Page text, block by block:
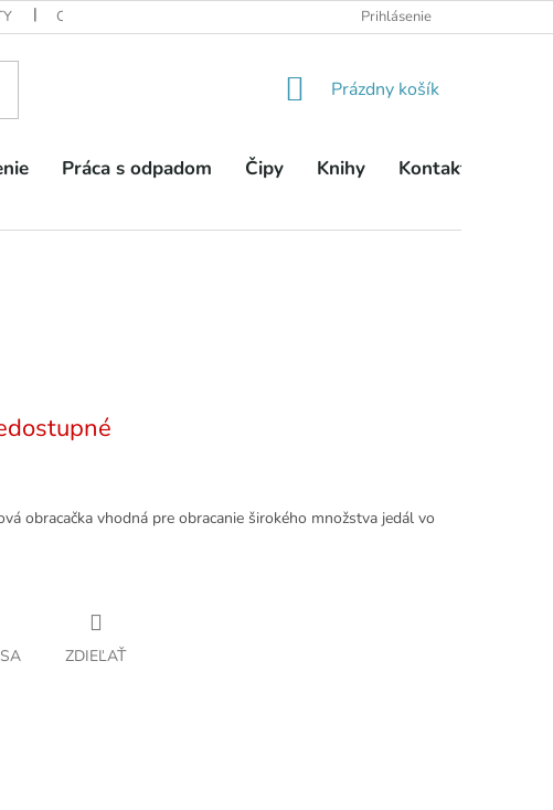
OBCHODNÉ PODMIENKY PODMIENKY OCHRANY OSOBNÝCH
Prihlásenie
NÁKUPNÝ
Prázdny košík
Práca s odpadom Čipy Knihy Kontakty
obracačka vhodná pre obracanie širokého množstva jedál vo
ZDIEĽAŤ